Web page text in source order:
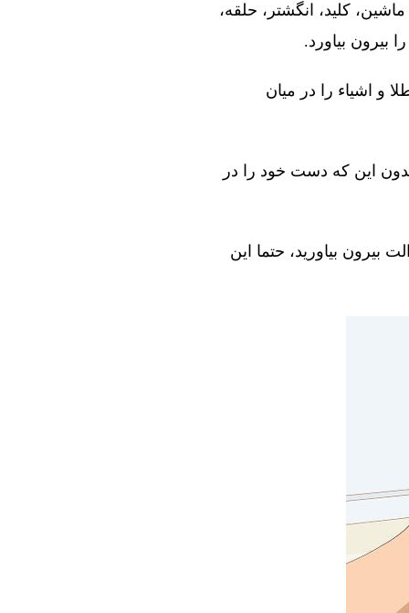
کلید، انگشتر، حلقه،
بیرون بیاورد.
و اشیاء را در میان
این که دست خود را در
بیرون بیاورید، حتما این